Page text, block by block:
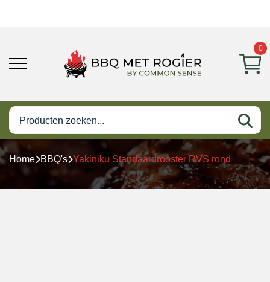
0
Home BBQ's Yakiniku Standaardrooster RVS rond